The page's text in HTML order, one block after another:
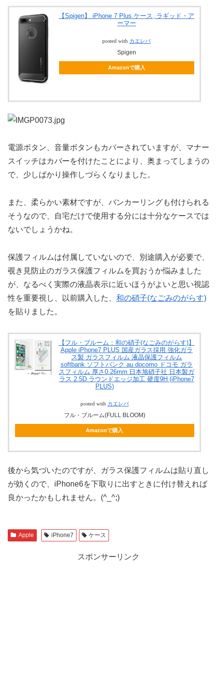
【Spigen】 iPhone 7 Plus ケース, ラギッド・ア
ーマー
posted with カエレバ
Spigen
Amazonで購入
電源ボタン、音量ボタンもカバーされていますが、マナー
スイッチはカバーを付けたことにより、奥まってしまうの
で、少しばかり操作しづらくなりました。
また、柔らかい素材ですが、バンカーリングも付けられる
そうなので、自宅だけで使用する分には十分なケースでは
ないでしょうかね。
保護フィルムは付属していないので、別途購入が必要で、
覗き見防止のガラス保護フィルムを買おうか悩みました
が、なるべく実際の液晶表示に近いほうがよいと思い視認
性を重要視し、以前購入した、 和の硝子(なごみのがらす)
を貼りました。
【フル・ブルーム：和の硝子(なごみのがらす)】
Apple iPhone7 PLUS 国産ガラス採用 強化ガラ
ス製 ガラスフィルム 液晶保護フィルム
softbank ソフトバンク au docomo ドコモ ガラ
スフィルム 厚さ0.26mm 日本旭硝子社 日本製ガ
ラス 2.5D ラウンドエッジ加工 硬度9H (iPhone7
PLUS)
posted with カエレバ
フル・ブルーム(FULL BLOOM)
Amazonで購入
後から気づいたのですが、ガラス保護フィルムは貼り直し
が効くので、iPhone6を下取りに出すときに付け替えれば
良かったかもしれません。(^_^;)
Apple iPhone7 ケース
スポンサーリンク